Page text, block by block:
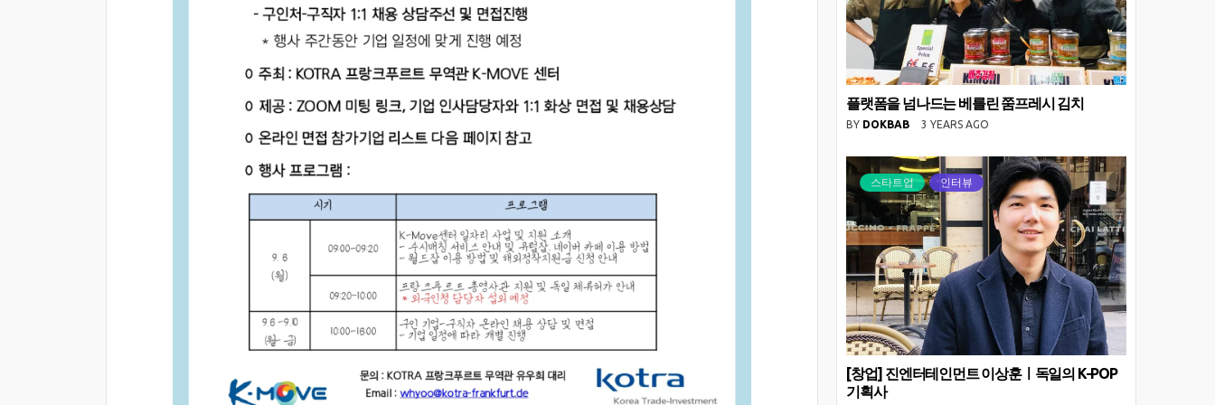
플랫폼을 넘나드는 베를린 쭘프레시 김치
BY DOKBAB 3 YEARS AGO
스타트업 인터뷰
[창업] 진엔터테인먼트 이상훈ㅣ독일의 K-POP
기획사